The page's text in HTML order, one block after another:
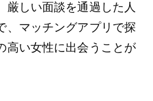
厳しい面談を通過した人
、マッチングアプリで探
高い女性に出会うことが